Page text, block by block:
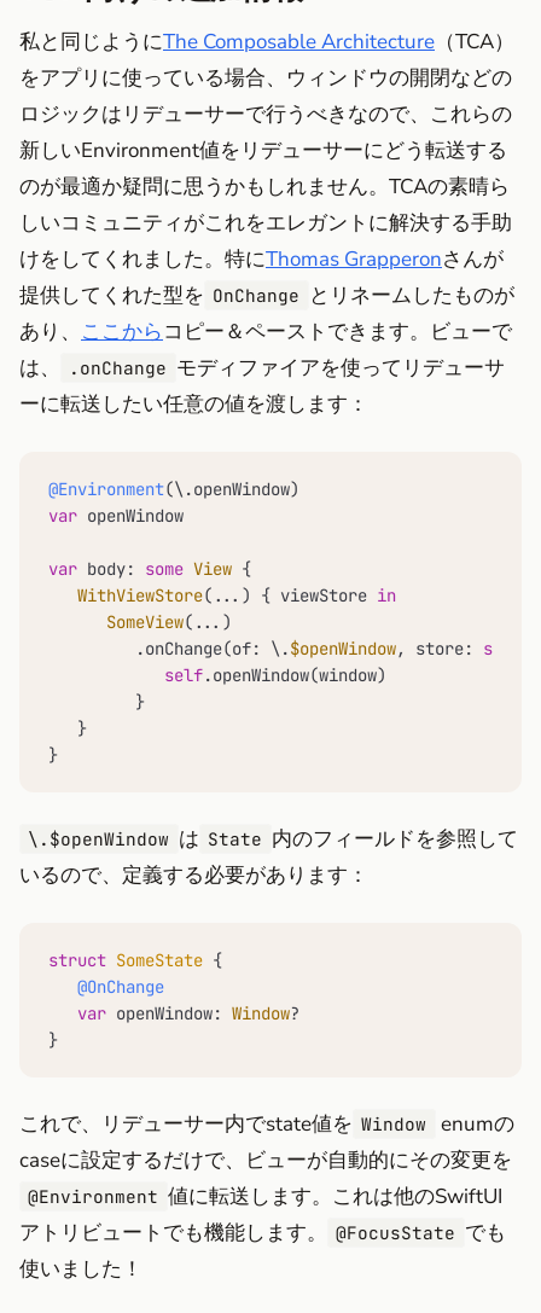
私と同じようにThe Composable Architecture （TCA）
をアプリに使っている場合、ウィンドウの開閉などの
ロジックはリデューサーで行うべきなので、これらの
新しいEnvironment値をリデューサーにどう転送する
のが最適か疑問に思うかもしれません。TCAの素晴ら
しいコミュニティがこれをエレガントに解決する手助
けをしてくれました。特にThomas Grapperonさんが
提供してくれた型を OnChange
とリネームしたものが
あり、 ここからコピー＆ペーストできます。ビューで
は、
.onChange モディファイアを使ってリデューサ
ーに転送したい任意の値を渡します：
@Environment
var openWindow
var body: some View {
WithViewStore( ... ) { viewStore in
SomeView( ... )
         .onChange(of: \.
$openWindow, store: self
self.openWindow(window)
         }
   }
}
\.$openWindow は State 内のフィールドを参照して
いるので、定義する必要があります：
struct SomeState {
@OnChange
var openWindow: Window?
}
これで、リデューサー内でstate値を Window
enumの
caseに設定するだけで、ビューが自動的にその変更を
@Environment 値に転送します。これは他のSwiftUI
アトリビュートでも機能します。
@FocusState でも
使いました！